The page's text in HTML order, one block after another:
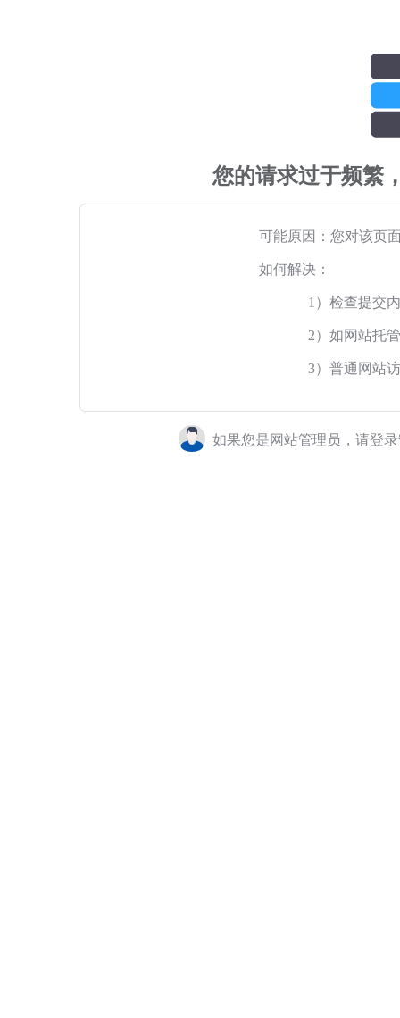
您的请求过于频繁
可能原因：您对该页
如何解决：
1）检查提交
2）如网站托
3）普通网站
如果您是网站管理员，请登